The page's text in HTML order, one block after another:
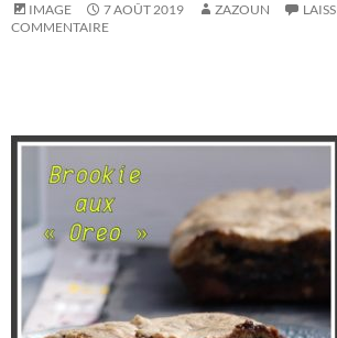
IMAGE 7 AOÛT 2019 ZAZOUN
COMMENTAIRE